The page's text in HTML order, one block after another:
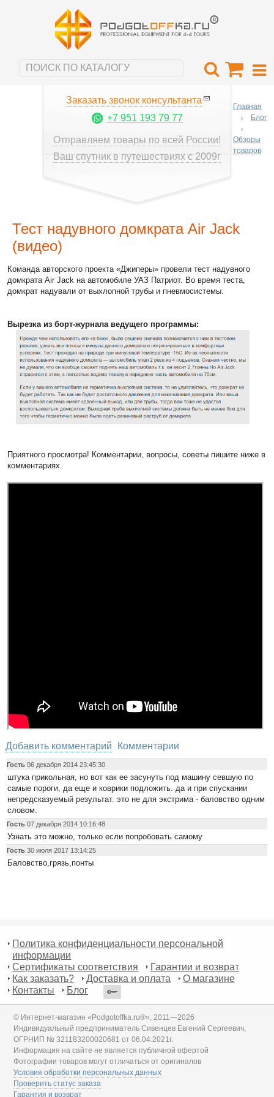
Заказать звонок консультанта
+7 951 193 79 77
Отправляем товары по всей России!
Ваш спутник в путешествиях с 2009г
Главная
Блог
Обзоры
товаров
Тест надувного домкрата Air Jack
(видео)
Команда авторского проекта «Джиперы» провели тест надувного
домкрата Air Jack на автомобиле УАЗ Патриот. Во время теста,
домкрат надували от выхлопной трубы и пневмосистемы.
Вырезка из борт-журнала ведущего программы:
Приятного просмотра! Комментарии, вопросы, советы пишите ниже в
комментариях.
Добавить комментарий Комментарии
Гость 06 декабря 2014 23:45:30
штука прикольная, но вот как ее засунуть под машину севшую по
самые пороги, да еще и коврики подложить. да и при спускании
непредсказуемый результат. это не для экстрима - баловство одним
словом.
Гость 07 декабря 2014 10:16:48
Узнать это можно, только если попробовать самому
Гость 30 июля 2017 13:14:25
Баловство,грязь,понты
Политика конфиденциальности персональной
информации
Сертификаты соответствия
Гарантии и возврат
Как заказать?
Доставка и оплата
О магазине
Контакты
Блог
© Интернет-магазин «Podgotoffka.ru®», 2011—2026
Индивидуальный предприниматель Сивенцев Евгений Сергеевич,
ОГРНИП № 321183200020681 от 06.04.2021г.
Информация на сайте не является публичной офертой
Фотографии товаров могут отличаться от оригиналов
Условия обработки персональных данных
Проверить статус заказа
Гарантия и возврат